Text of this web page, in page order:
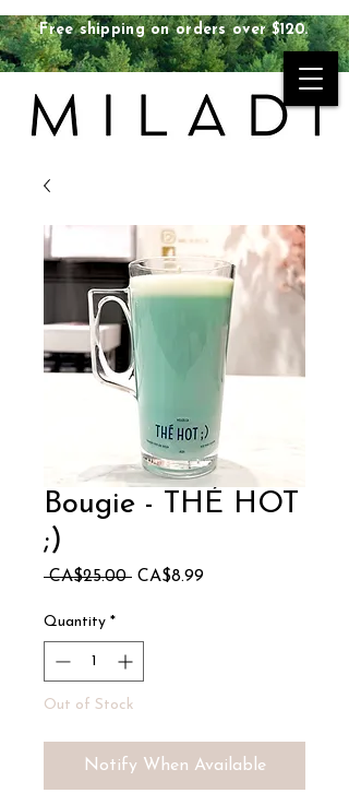
Free shipping on orders over $120.
Bougie - THÉ HOT
;)
CA$25.00 Regular
CA$8.99Sale
Quantity *
Out of Stock
Notify When Available